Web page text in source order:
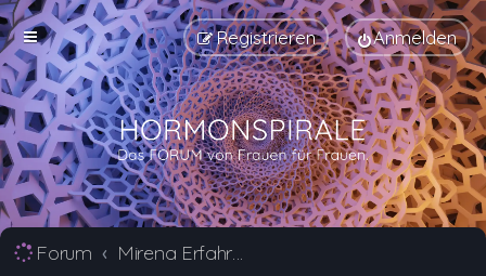
Anmelden
Registrieren
Forum Mirena Erfahrungsberichte und Nebenwirkungen